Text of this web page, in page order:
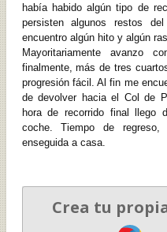
había habido algún tipo de
persisten algunos restos
encuentro algún hito y algún
Mayoritariamente avanzo
finalmente, más de tres
progresión fácil. Al fin me
de devolver hacia el Col de
hora de recorrido final llego
coche. Tiempo de
enseguida a casa.
Crea tu